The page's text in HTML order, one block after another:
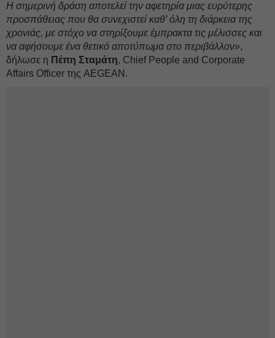
Η σημερινή δράση αποτελεί την αφετηρία μιας ευρύτερης
προσπάθειας που θα συνεχιστεί καθ’ όλη τη διάρκεια της
χρονιάς, με στόχο να στηρίξουμε έμπρακτα τις μέλισσες και
να αφήσουμε ένα θετικό αποτύπωμα στο περιβάλλον»,
δήλωσε η Πέπη Σταμάτη, Chief People and Corporate
Affairs Officer της AEGEAN.